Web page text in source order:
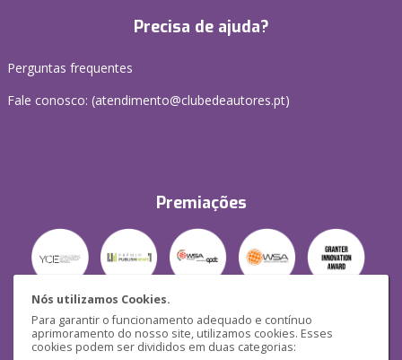
Nós utilizamos Cookies.
Para garantir o funcionamento adequado e contínuo
aprimoramento do nosso site, utilizamos cookies. Esses
cookies podem ser divididos em duas categorias:
Precisa de ajuda?
Perguntas frequentes
Fale conosco: (atendimento@clubedeautores.pt)
Premiações
Segurança